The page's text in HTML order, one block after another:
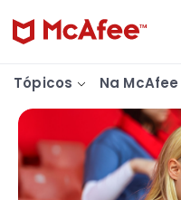
Tópicos Na McAfee